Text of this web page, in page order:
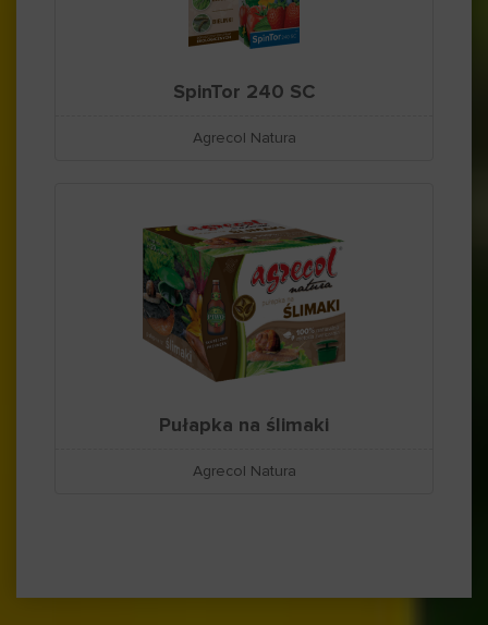
SpinTor 240 SC
Agrecol Natura
Pułapka na ślimaki
Agrecol Natura